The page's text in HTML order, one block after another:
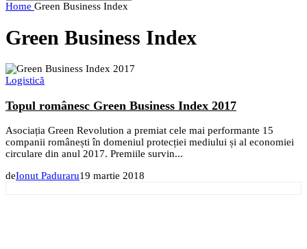
Home Green Business Index
Green Business Index
Logistică
Topul românesc Green Business Index 2017
Asociația Green Revolution a premiat cele mai performante 15
companii românești în domeniul protecției mediului și al economiei
circulare din anul 2017. Premiile survin...
deIonut Paduraru19 martie 2018